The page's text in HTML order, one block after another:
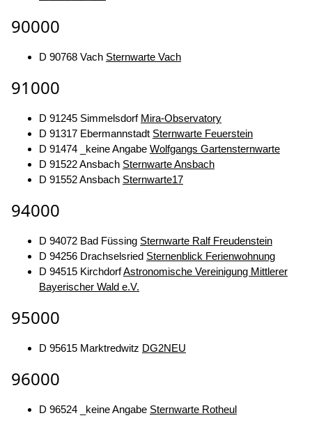
90000
D 90768 Vach Sternwarte Vach
91000
D 91245 Simmelsdorf Mira-Observatory
D 91317 Ebermannstadt Sternwarte Feuerstein
D 91474 _keine Angabe Wolfgangs Gartensternwarte
D 91522 Ansbach Sternwarte Ansbach
D 91552 Ansbach Sternwarte17
94000
D 94072 Bad Füssing Sternwarte Ralf Freudenstein
D 94256 Drachselsried Sternenblick Ferienwohnung
D 94515 KirchdorfAstronomische Vereinigung Mittlerer
Bayerischer Wald e.V.
95000
D 95615 Marktredwitz DG2NEU
96000
D 96524 _keine Angabe Sternwarte Rotheul